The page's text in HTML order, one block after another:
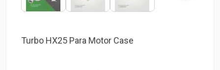
Turbo HX25 Para Motor Case